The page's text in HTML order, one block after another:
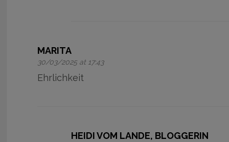
MARITA
30/03/2025 at 17:43
Ehrlichkeit
HEIDI VOM LANDE, BLOGGERIN